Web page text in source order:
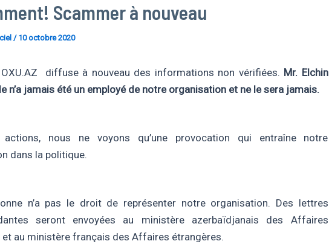
Scammer à nouveau
/ 10 octobre 2020
diffuse à nouveau des informations non vérifiées. Mr. Elchin
n’a jamais été un employé de notre organisation et ne le sera jamais.
nous ne voyons qu’une provocation qui entraîne notre
dans la politique.
n’a pas le droit de représenter notre organisation. Des lettres
seront envoyées au ministère azerbaïdjanais des Affaires
et au ministère français des Affaires étrangères.